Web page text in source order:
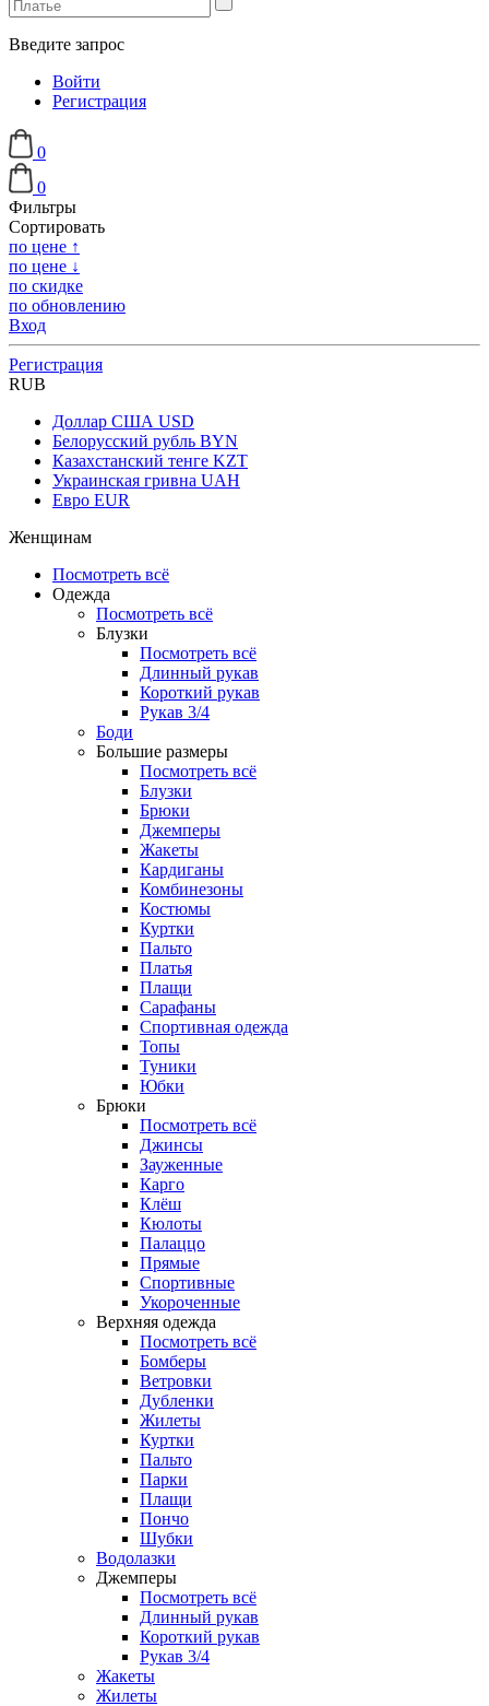
Введите запрос
Войти
Регистрация
0
0
Фильтры
Сортировать
по цене ↑
по цене ↓
по скидке
по обновлению
Вход
Регистрация
RUB
Доллар США USD
Белорусский рубль BYN
Казахстанский тенге KZT
Украинская гривна UAH
Евро EUR
Женщинам
Посмотреть всё
Одежда
Посмотреть всё
Блузки
Посмотреть всё
Длинный рукав
Короткий рукав
Рукав 3/4
Боди
Большие размеры
Посмотреть всё
Блузки
Брюки
Джемперы
Жакеты
Кардиганы
Комбинезоны
Костюмы
Куртки
Пальто
Платья
Плащи
Сарафаны
Спортивная одежда
Топы
Туники
Юбки
Брюки
Посмотреть всё
Джинсы
Зауженные
Карго
Клёш
Кюлоты
Палаццо
Прямые
Спортивные
Укороченные
Верхняя одежда
Посмотреть всё
Бомберы
Ветровки
Дубленки
Жилеты
Куртки
Пальто
Парки
Плащи
Пончо
Шубки
Водолазки
Джемперы
Посмотреть всё
Длинный рукав
Короткий рукав
Рукав 3/4
Жакеты
Жилеты